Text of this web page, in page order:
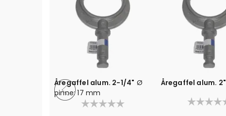
Åregaffel alum. 2-1/4" Ø
pinne: 17 mm
Åregaffel alum. 2"